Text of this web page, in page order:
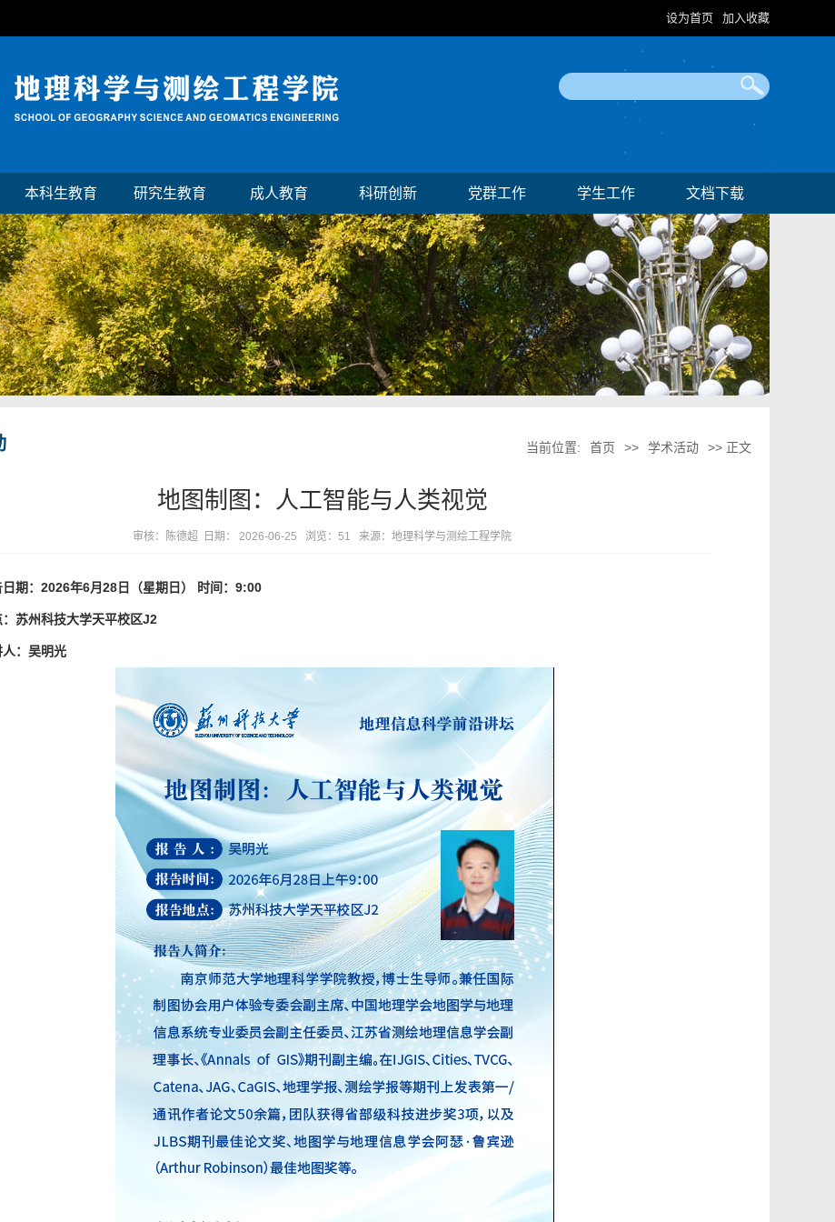
设为首页 加入收藏
本科生教育 研究生教育 成人教育 科研创新 党群工作 学生工作 文档下载
当前位置: 首页 >> 学术活动 >> 正文
地图制图：人工智能与人类视觉
审核：陈德超 日期： 2026-06-25 浏览： 51 来源：地理科学与测绘工程学院
期： 2026年6月28日（星期日） 时间：9:00
：苏州科技大学天平校区J2
人：吴明光